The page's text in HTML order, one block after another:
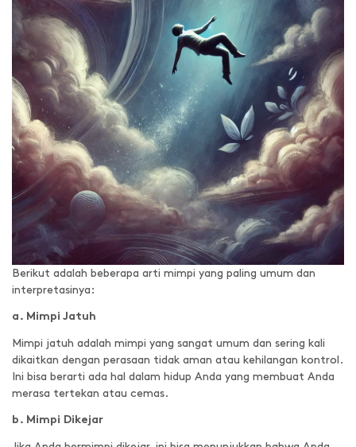
Berikut adalah beberapa arti mimpi yang paling umum dan
interpretasinya:
a. Mimpi Jatuh
Mimpi jatuh adalah mimpi yang sangat umum dan sering kali
dikaitkan dengan perasaan tidak aman atau kehilangan kontrol.
Ini bisa berarti ada hal dalam hidup Anda yang membuat Anda
merasa tertekan atau cemas.
b. Mimpi Dikejar